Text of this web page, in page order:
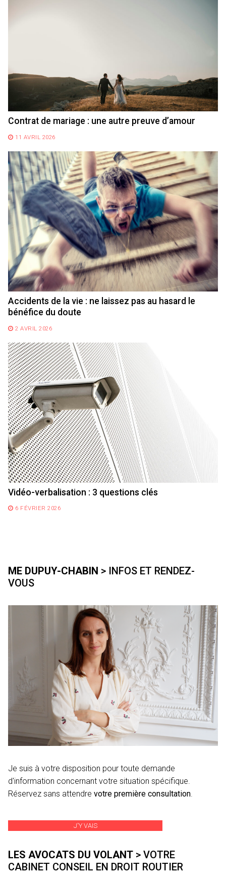
Contrat de mariage : une autre preuve d’amour
11 AVRIL 2026
Accidents de la vie : ne laissez pas au hasard le
bénéfice du doute
2 AVRIL 2026
Vidéo-verbalisation : 3 questions clés
6 FÉVRIER 2026
ME DUPUY-CHABIN > INFOS ET RENDEZ-
VOUS
Je suis à votre disposition pour toute demande
d'information concernant votre situation spécifique.
Réservez sans attendre votre première consultation
J'Y VAIS
LES AVOCATS DU VOLANT > VOTRE
CABINET CONSEIL EN DROIT ROUTIER